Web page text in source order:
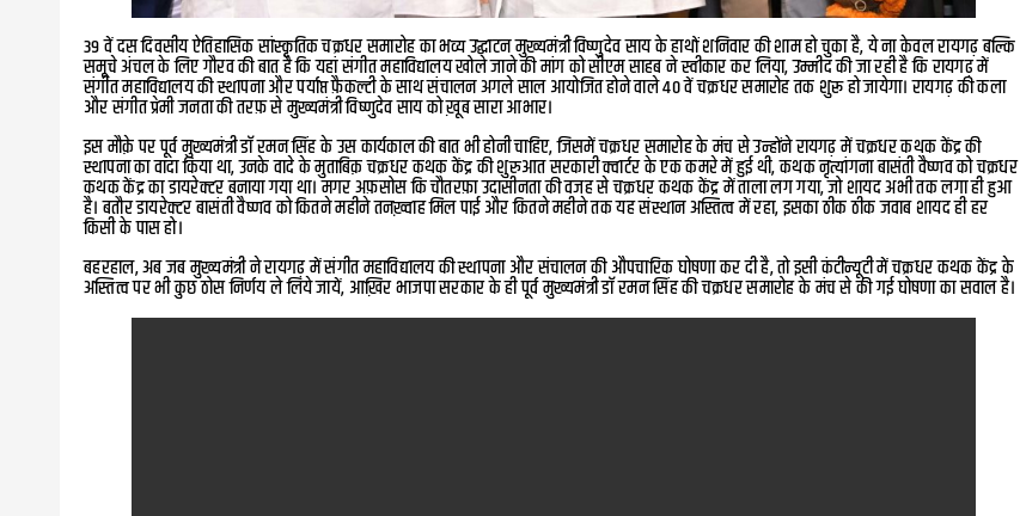
39 वें दस दिवसीय ऐतिहासिक सांस्कृतिक चक्रधर समारोह का भव्य उद्घाटन मुख्यमंत्री विष्णुदेव साय के हाथों शनिवार की शाम हो चुका है, ये ना केवल रायगढ़ बल्कि
समूचे अंचल के लिए गौरव की बात है कि यहां संगीत महाविद्यालय खोले जाने की मांग को सीएम साहब ने स्वीकार कर लिया, उम्मीद की जा रही है कि रायगढ़ में
संगीत महाविद्यालय की स्थापना और पर्याप्त फ़ैकल्टी के साथ संचालन अगले साल आयोजित होने वाले 40 वें चक्रधर समारोह तक शुरू हो जायेगा। रायगढ़ की कला
और संगीत प्रेमी जनता की तरफ़ से मुख्यमंत्री विष्णुदेव साय को ख़ूब सारा आभार।
इस मौक़े पर पूर्व मुख्यमंत्री डॉ रमन सिंह के उस कार्यकाल की बात भी होनी चाहिए, जिसमें चक्रधर समारोह के मंच से उन्होंने रायगढ़ में चक्रधर कथक केंद्र की
स्थापना का वादा किया था, उनके वादे के मुताबिक़ चक्रधर कथक केंद्र की शुरुआत सरकारी क्वार्टर के एक कमरे में हुई थी, कथक नृत्यांगना बासंती वैष्णव को चक्रधर
कथक केंद्र का डायरेक्टर बनाया गया था। मगर अफ़सोस कि चौतरफ़ा उदासीनता की वजह से चक्रधर कथक केंद्र में ताला लग गया, जो शायद अभी तक लगा ही हुआ
है। बतौर डायरेक्टर बासंती वैष्णव को कितने महीने तनख़्वाह मिल पाई और कितने महीने तक यह संस्थान अस्तित्व में रहा, इसका ठीक ठीक जवाब शायद ही हर
किसी के पास हो।
बहरहाल, अब जब मुख्यमंत्री ने रायगढ़ में संगीत महाविद्यालय की स्थापना और संचालन की औपचारिक घोषणा कर दी है, तो इसी कंटीन्यूटी में चक्रधर कथक केंद्र के
अस्तित्व पर भी कुछ ठोस निर्णय ले लिये जायें, आख़िर भाजपा सरकार के ही पूर्व मुख्यमंत्री डॉ रमन सिंह की चक्रधर समारोह के मंच से की गई घोषणा का सवाल है।